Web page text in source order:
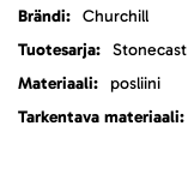
LisätietojaChurchill
Stonecast
posliini